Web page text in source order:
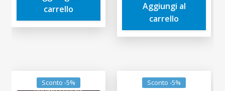
carrello
9,00€.
Aggiungi al
carrello
Sconto -5% Sconto -5%